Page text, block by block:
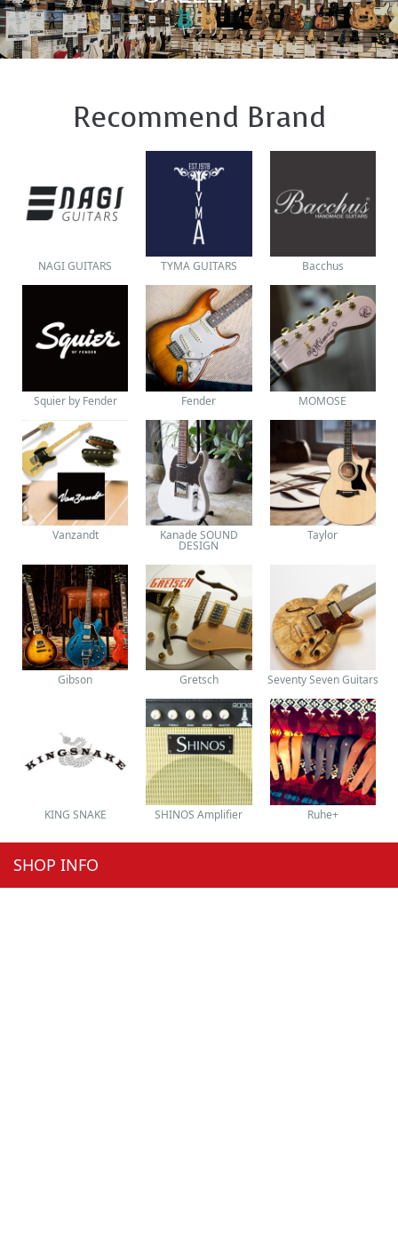
ギャラリー
Recommend Brand
NAGI GUITARS TYMA GUITARS Bacchus
Squier by Fender Fender MOMOSE
Vanzandt Kanade SOUND
DESIGN
Taylor
Gibson Gretsch Seventy Seven Guitars
KING SNAKE SHINOS Amplifier Ruhe+
SHOP INFO